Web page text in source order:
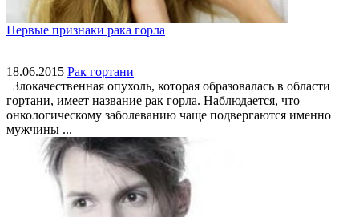
Первые признаки рака горла
18.06.2015 Рак гортани
Злокачественная опухоль, которая образовалась в области
гортани, имеет название рак горла. Наблюдается, что
онкологическому заболеванию чаще подвергаются именно
мужчины ...